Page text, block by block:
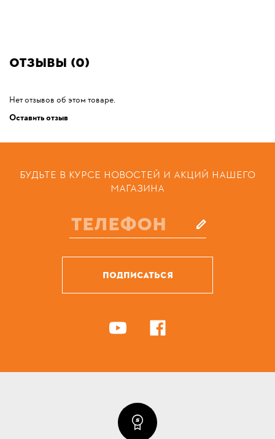
Отзывы (0)
Нет отзывов об этом товаре.
Оставить отзыв
БУДЬТЕ В КУРСЕ НОВОСТЕЙ И АКЦИЙ НАШЕГО
МАГАЗИНА
ПОДПИСАТЬСЯ